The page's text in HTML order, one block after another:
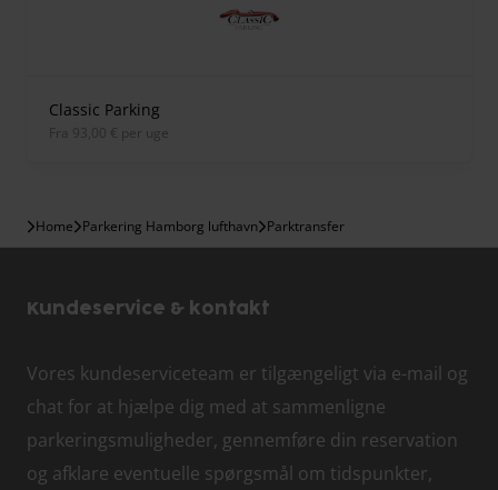
Classic Parking
fra 93,00 € per uge
Home Parkering Hamborg lufthavn Parktransfer
Kundeservice & kontakt
Vores kundeserviceteam er tilgængeligt via e-mail og
chat for at hjælpe dig med at sammenligne
parkeringsmuligheder, gennemføre din reservation
og afklare eventuelle spørgsmål om tidspunkter,